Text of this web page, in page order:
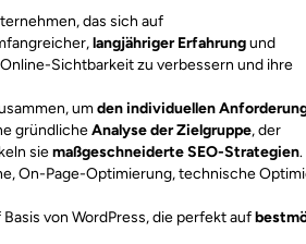
das sich auf
langjähriger Erfahrungund
Sichtbarkeit zu verbessern und ihre
umden individuellen
gründlicheAnalyse der Zielgruppe, der
siemaßgeschneiderte SEO-Strategien
On-Page-Optimierung, technische
Basis von WordPress, die perfekt auf